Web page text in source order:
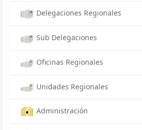
Delegaciones Regionales
Sub Delegaciones
Oficinas Regionales
Unidades Regionales
Administración